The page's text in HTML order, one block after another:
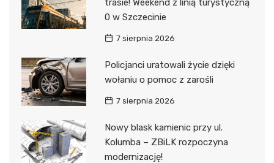
trasie! Weekend z linią turystyczną
0 w Szczecinie
7 sierpnia 2026
Policjanci uratowali życie dzięki
wołaniu o pomoc z zarośli
7 sierpnia 2026
Nowy blask kamienic przy ul.
Kolumba – ZBiLK rozpoczyna
modernizację!